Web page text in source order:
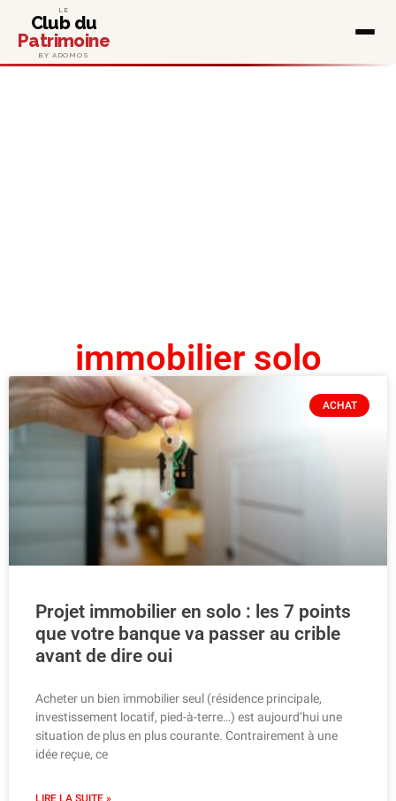
LE
Club du
Patrimoine
BY ADOMOS
immobilier solo
ACHAT
Projet immobilier en solo : les 7 points
que votre banque va passer au crible
avant de dire oui
Acheter un bien immobilier seul (résidence principale,
investissement locatif, pied-à-terre…) est aujourd’hui une
situation de plus en plus courante. Contrairement à une
idée reçue, ce
LIRE LA SUITE »